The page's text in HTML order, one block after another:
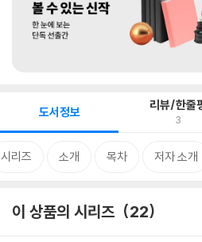
도서정보 리뷰/한줄
3
시리즈 소개 목차 저자 소개
이 상품의 시리즈 22